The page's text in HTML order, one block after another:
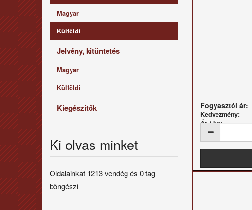
Fogyasztói ár:
Kedvezmény:
Ár / kg:
Magyar
Külföldi
Jelvény, kitüntetés
Magyar
Külföldi
Kiegészítők
Ki olvas minket
Oldalainkat 1213 vendég és 0 tag
böngészi